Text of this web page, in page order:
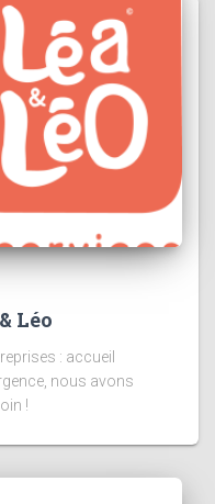
Léo
: accueil
nous avons
!